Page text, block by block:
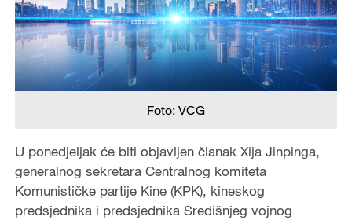
Foto: VCG
U ponedjeljak će biti objavljen članak Xija Jinpinga,
generalnog sekretara Centralnog komiteta
Komunističke partije Kine (KPK), kineskog
predsjednika i predsjednika Središnjeg vojnog